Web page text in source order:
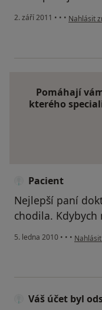
2. září 2011 • • • podle
Nahlásit
Pomáhají
kterého
Pacient
Nejlepší paní
chodila. Kdybych
5. ledna 2010 • • • podle
Váš účet byl